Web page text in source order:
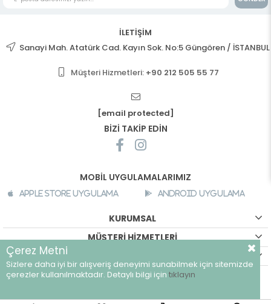
İLETİŞİM
Sanayi Mah. Atatürk Cad. Kayın Sok. No:5 Güngören / İSTANBUL
Müşteri Hizmetleri: +90 212 505 55 77
[email protected]
BİZİ TAKİP EDİN
MOBİL UYGULAMALARIMIZ
Apple Store Uygulama Android Uygulama
KURUMSAL
MÜŞTERİ HİZMETLERİ
©breeze.com.tr - Tüm hakları saklıdır.
Çerez Metni
Sizlere daha iyi bir alışveriş deneyimi sunabilmek için sitemizde
çerezler kullanılmaktadır. Detaylı bilgi için tıklayın